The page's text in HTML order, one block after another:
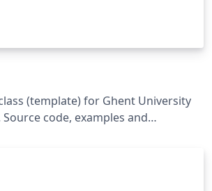
(template) for Ghent University